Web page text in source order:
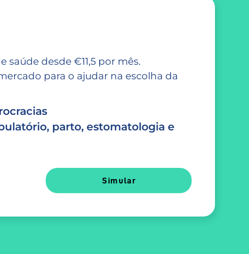
saúde desde €11,5 por mês.
para o ajudar na escolha da
parto, estomatologia e
Simular